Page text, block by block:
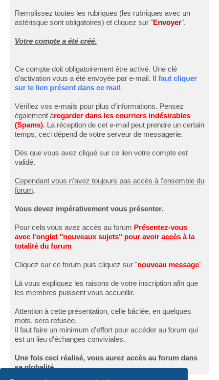
Remplissez toutes les rubriques (les rubriques avec un
astérisque sont obligatoires) et cliquez sur "Envoyer".
Votre compte a été créé.
Ce compte doit obligatoirement être activé. Une clé
d’activation vous a été envoyée par e-mail. Il faut cliquer
sur le lien présent dans ce mail.
Vérifiez vos e-mails pour plus d’informations. Pensez
également àregarder dans les courriers indésirables
(Spams). La réception de cet e-mail peut prendre un certain
temps, ceci dépend de votre serveur de messagerie.
Dès que vous avez cliqué sur ce lien votre compte est
validé.
Cependant vous n'avez toujours pas accès à l'ensemble du
forum.
Vous devez impérativement vous présenter.
Pour cela vous avez accès au forum Présentez-vous
avec l'onglet "nouveaux sujets" pour avoir accès à la
totalité du forum
Cliquez sur ce forum puis cliquez sur "nouveau message"
Là vous expliquez les raisons de votre inscription afin que
les membres puissent vous accueillir.
Attention à cette présentation, celle bâclée, en quelques
mots, sera refusée.
Il faut faire un minimum d'effort pour accéder au forum qui
est un lieu d'échanges conviviales.
Une fois ceci réalisé, vous aurez accès au forum dans
sa globalité